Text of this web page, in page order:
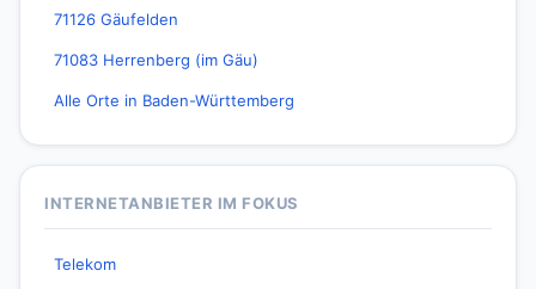
71126 Gäufelden
71083 Herrenberg (im Gäu)
Alle Orte in Baden-Württemberg
INTERNETANBIETER IM FOKUS
Telekom